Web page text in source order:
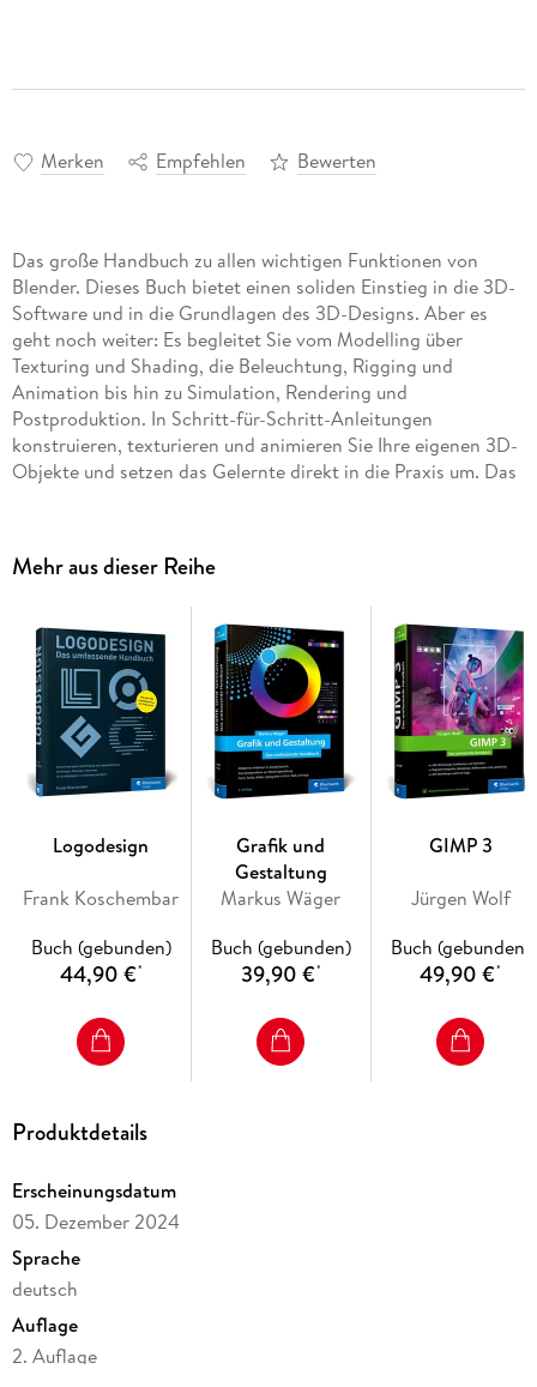
Merken Empfehlen Bewerten
Das große Handbuch zu allen wichtigen Funktionen von
Blender. Dieses Buch bietet einen soliden Einstieg in die 3D-
Software und in die Grundlagen des 3D-Designs. Aber es
geht noch weiter: Es begleitet Sie vom Modelling über
Texturing und Shading, die Beleuchtung, Rigging und
Animation bis hin zu Simulation, Rendering und
Postproduktion. In Schritt-für-Schritt-Anleitungen
konstruieren, texturieren und animieren Sie Ihre eigenen 3D-
Objekte und setzen das Gelernte direkt in die Praxis um. Das
Aus dem Inhalt:
Arbeitsoberfläche, Navigation und Objekte
Modelling und Sculpting
Shading, Texturing und Mapping
Lichtquellen, Kameras und Tracking
Animationen mit Keyframes, Pfaden und Drivern
Partikelsysteme, Haare und Kollisionen
Rauch, Feuer und Flüssigkeiten
2D-Animationen mit Grease Pencil
Compositing, Schnitt und Ton, Import und Export
Die Fachpresse zur Vorauflage:
Mac Life: »Eines der besten Bücher überhaupt, die zu Open-
Source-Software je erscheinen sind! «
Inhaltsverzeichnis
TEIL I. Grundlagen . . . 17
Mehr aus dieser Reihe
Logodesign
Frank Koschembar
Buch (gebunden)
44,90 €*
Grafik und
Gestaltung
Markus Wäger
Buch (gebunden)
39,90 €*
GIMP 3
Jürgen Wolf
Buch (gebunden)
49,90 €*
Produktdetails
Erscheinungsdatum
05. Dezember 2024
Sprache
deutsch
Auflage
2. Auflage